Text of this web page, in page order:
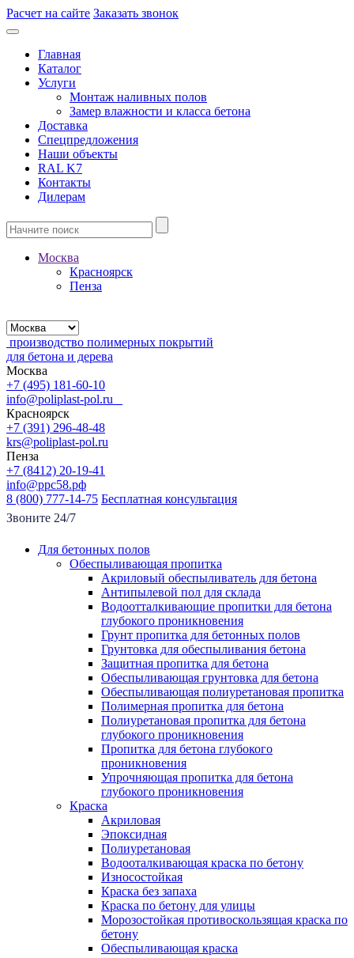
Расчет на сайте Заказать звонок
Главная
Каталог
Услуги
Монтаж наливных полов
Замер влажности и класса бетона
Доставка
Спецпредложения
Наши объекты
RAL K7
Контакты
Дилерам
Москва
Красноярск
Пенза
производство полимерных покрытий
для бетона и дерева
Москва
+7 (495) 181-60-10
info@poliplast-pol.ru
Красноярск
+7 (391) 296-48-48
krs@poliplast-pol.ru
Пенза
+7 (8412) 20-19-41
info@ррс58.рф
8 (800) 777-14-75 Бесплатная консультация
Звоните 24/7
Для бетонных полов
Обеспыливающая пропитка
Акриловый обеспыливатель для бетона
Антипылевой пол для склада
Водоотталкивающие пропитки для бетона
глубокого проникновения
Грунт пропитка для бетонных полов
Грунтовка для обеспыливания бетона
Защитная пропитка для бетона
Обеспыливающая грунтовка для бетона
Обеспыливающая полиуретановая пропитка
Полимерная пропитка для бетона
Полиуретановая пропитка для бетона
глубокого проникновения
Пропитка для бетона глубокого
проникновения
Упрочняющая пропитка для бетона
глубокого проникновения
Краска
Акриловая
Эпоксидная
Полиуретановая
Водооталкивающая краска по бетону
Износостойкая
Краска без запаха
Краска по бетону для улицы
Морозостойкая противоскользящая краска по
бетону
Обеспыливающая краска